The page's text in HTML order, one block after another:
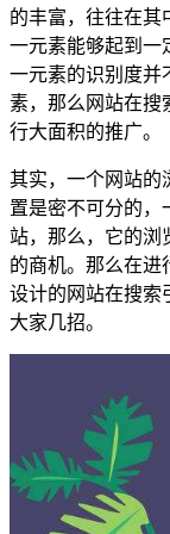
的丰富，往往在其
一元素能够起到一
一元素的识别度并
素，那么网站在搜
行大面积的推广。
其实，一个网站的
置是密不可分的，
站，那么，它的浏
的商机。那么在进
设计的网站在搜索
大家几招。